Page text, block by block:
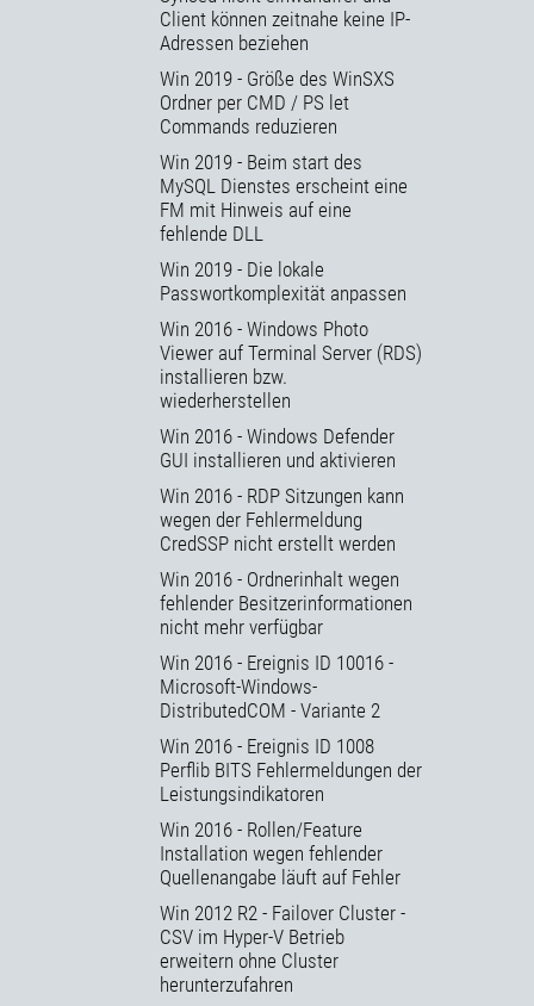
Client können zeitnahe keine IP-
Adressen beziehen
Win 2019 - Größe des WinSXS
Ordner per CMD / PS let
Commands reduzieren
Win 2019 - Beim start des
MySQL Dienstes erscheint eine
FM mit Hinweis auf eine
fehlende DLL
Win 2019 - Die lokale
Passwortkomplexität anpassen
Win 2016 - Windows Photo
Viewer auf Terminal Server (RDS)
installieren bzw.
wiederherstellen
Win 2016 - Windows Defender
GUI installieren und aktivieren
Win 2016 - RDP Sitzungen kann
wegen der Fehlermeldung
CredSSP nicht erstellt werden
Win 2016 - Ordnerinhalt wegen
fehlender Besitzerinformationen
nicht mehr verfügbar
Win 2016 - Ereignis ID 10016 -
Microsoft-Windows-
DistributedCOM - Variante 2
Win 2016 - Ereignis ID 1008
Perflib BITS Fehlermeldungen der
Leistungsindikatoren
Win 2016 - Rollen/Feature
Installation wegen fehlender
Quellenangabe läuft auf Fehler
Win 2012 R2 - Failover Cluster -
CSV im Hyper-V Betrieb
erweitern ohne Cluster
herunterzufahren